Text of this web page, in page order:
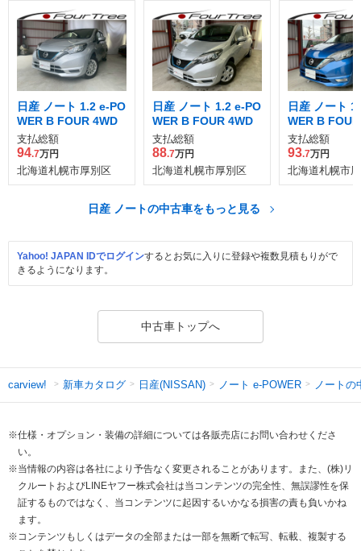
日産 ノート 1.2 e-PO
WER B FOUR 4WD
支払総額
94.7万円
北海道札幌市厚別区
日産 ノート 1.2 e-PO
WER B FOUR 4WD
支払総額
88.7万円
北海道札幌市厚別区
日産 ノート
WER B
支払総額
93.7万円
北海道札幌市
日産 ノートの中古車をもっと見る
Yahoo! JAPAN IDでログインするとお気に入りに登録や複数見積もりがで
きるようになります。
中古車トップへ
carview! 新車カタログ 日産(NISSAN) ノート e-POWER ノートの
※仕様・オプション・装備の詳細については各販売店にお問い合わせくださ
い。
※当情報の内容は各社により予告なく変更されることがあります。また、(株)リ
クルートおよびLINEヤフー株式会社は当コンテンツの完全性、無誤謬性を保
証するものではなく、当コンテンツに起因するいかなる損害の責も負いかね
ます。
※コンテンツもしくはデータの全部または一部を無断で転写、転載、複製する